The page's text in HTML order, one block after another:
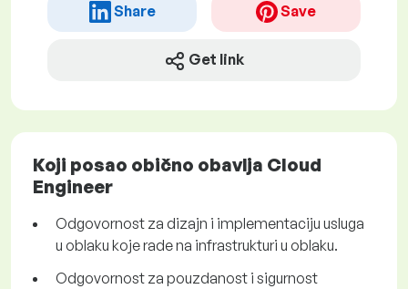
Share Save
Get link
Koji posao obično obavlja Cloud
Engineer
Odgovornost za dizajn i implementaciju usluga
u oblaku koje rade na infrastrukturi u oblaku.
Odgovornost za pouzdanost i sigurnost